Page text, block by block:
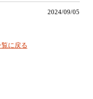
2024/09/05